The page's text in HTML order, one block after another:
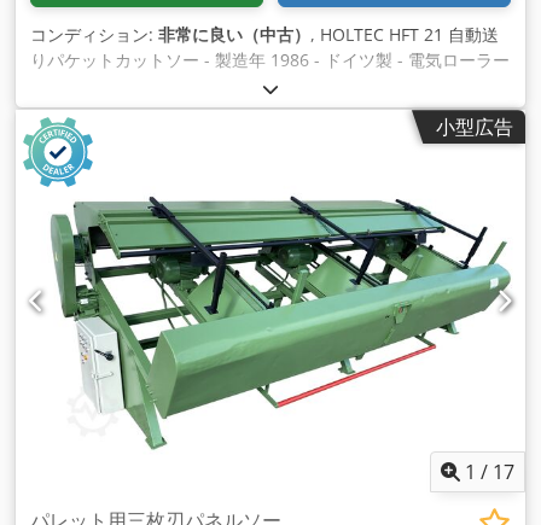
コンディション: 非常に良い（中古） , HOLTEC HFT 21 自動送
りパケットカットソー - 製造年 1986 - ドイツ製 - 電気ローラー
送り 技術パラメーター - モーター出力 11kW - バー長1700mm
- パッケージの幅 1300 mm - パケット高1300mm - 切断長 最
大4500mm Dwjdpsiwfm Uefx Abvsa - ロール幅1300mm - ロ
ール間距離 900 mm - ロール径 160 mm - ベースからのロール
の高さ 730 mm - 全長9400mm 輸送寸法 650 x 200 x 256 cm
重量 2000 kg
小型広告
1 / 17